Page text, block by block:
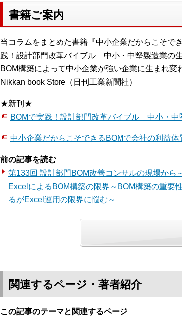
書籍ご案内
当コラムをまとめた書籍『中小企業だからこそで
践！設計部門改革バイブル 中小・中堅製造業の
BOM構築によって中小企業が強い企業に生まれ変
Nikkan book Store（日刊工業新聞社）
★新刊★
BOMで実践！設計部門改革バイブル 中小・中
中小企業だからこそできるBOMで会社の利益
前の記事を読む
第133回 設計部門BOM改善コンサルの現場から
ExcelによるBOM構築の限界～BOM構築の重要
るがExcel運用の限界に悩む～
関連するページ・著者紹介
この記事のテーマと関連するページ